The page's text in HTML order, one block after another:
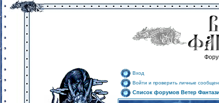
Вход
Войти и проверить личные
Список форумов Ветер